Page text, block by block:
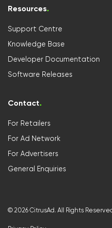
Resources.
Support Centre
Knowledge Base
Developer Documentation
Software Releases
Contact.
For Retailers
For Ad Network
For Advertisers
General Enquiries
© 2026 CitrusAd. All Rights